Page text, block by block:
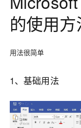
的使用方
用法很简单
1、基础用法